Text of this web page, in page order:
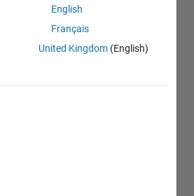
English
Français
United Kingdom (English)